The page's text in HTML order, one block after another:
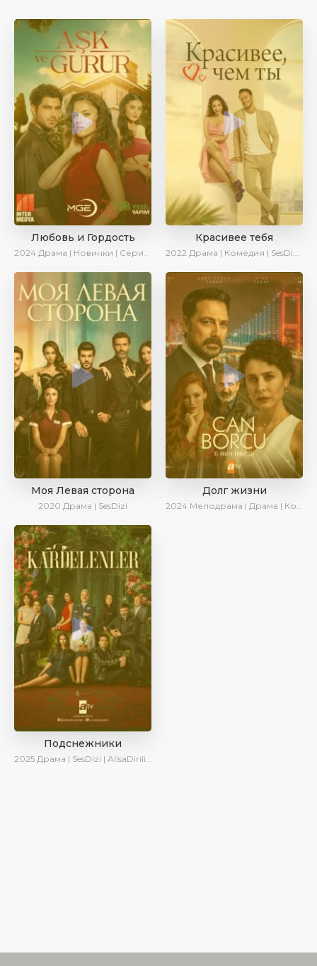
Любовь и Гордость
2024 Драма | Новинки | Сериалы 2024
Красивее тебя
2022 Драма | Комедия | SesDizi | AveTurk | Turok1990
Моя Левая сторона
2020 Драма | SesDizi
Долг жизни
2024 Мелодрама | Драма | Комедия | AlisaDirilis | Сериалы 2024
Подснежники
2025 Драма | SesDizi | AlisaDirilis | Новинки | Сериалы 2025